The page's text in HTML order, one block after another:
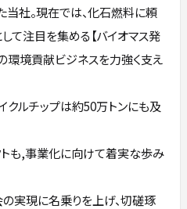
当社。現在では、化石燃料に頼
て注目を集める【バイオマス発
環境貢献ビジネスを力強く支え
ルチップは約50万トンにも及
も,事業化に向けて着実な歩み
実現に名乗りを上げ、切磋琢